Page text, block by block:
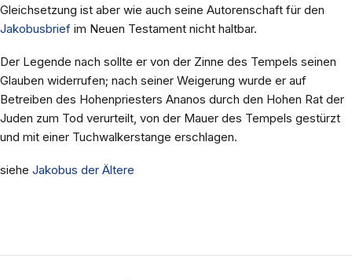
Gleichsetzung ist aber wie auch seine Autorenschaft für den
Jakobusbrief im Neuen Testament nicht haltbar.
Der Legende nach sollte er von der Zinne des Tempels seinen
Glauben widerrufen; nach seiner Weigerung wurde er auf
Betreiben des Hohenpriesters Ananos durch den Hohen Rat der
Juden zum Tod verurteilt, von der Mauer des Tempels gestürzt
und mit einer Tuchwalkerstange erschlagen.
siehe Jakobus der Ältere